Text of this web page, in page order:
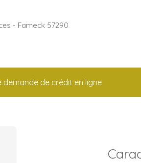
- Fameck 57290
demande de crédit en ligne